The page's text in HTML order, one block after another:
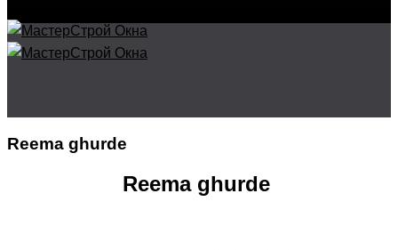
Reema ghurde
Reema ghurde